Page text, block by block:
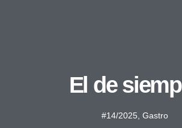
El de
#14/2025 Gastro